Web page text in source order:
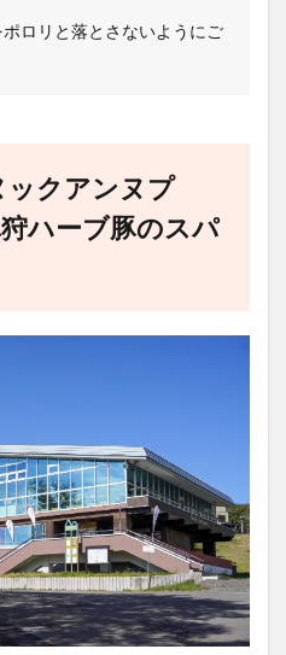
ロリと落とさないようにご
ックアンヌプ
ハーブ豚のスパ